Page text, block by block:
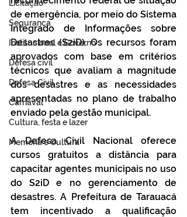
Licitação
Segurança
Institucional e Governo
Defesa cívil
Defesa Civil
Carnaval
Cultura, festa e lazer
Memória e Cultura
de emergência, por meio do Sistema
Integrado de Informações sobre
Desastres (S2iD). Os recursos foram
aprovados com base em critérios
técnicos que avaliam a magnitude
dos desastres e as necessidades
apresentadas no plano de trabalho
enviado pela gestão municipal.
A Defesa Civil Nacional oferece
cursos gratuitos a distância para
capacitar agentes municipais no uso
do S2iD e no gerenciamento de
desastres. A Prefeitura de Tarauacá
tem incentivado a qualificação